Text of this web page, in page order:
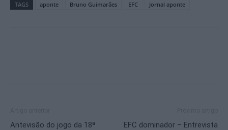
TAGS aponte Bruno Guimarães EFC Jornal aponte
Antevisão do jogo da 18ª
EFC dominador – Entrevista